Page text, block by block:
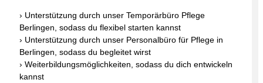
› Unterstützung durch unser Temporärbüro Pflege
Berlingen, sodass du flexibel starten kannst
› Unterstützung durch unser Personalbüro für Pflege in
Berlingen, sodass du begleitet wirst
› Weiterbildungsmöglichkeiten, sodass du dich entwickeln
kannst